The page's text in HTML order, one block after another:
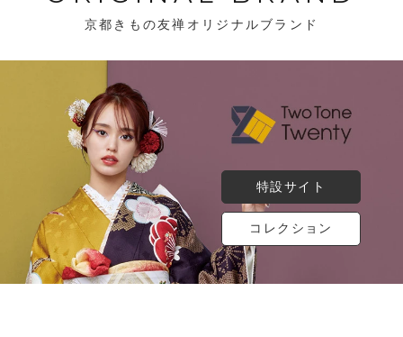
京都きもの友禅オリジナルブランド
特設サイト
コレクション